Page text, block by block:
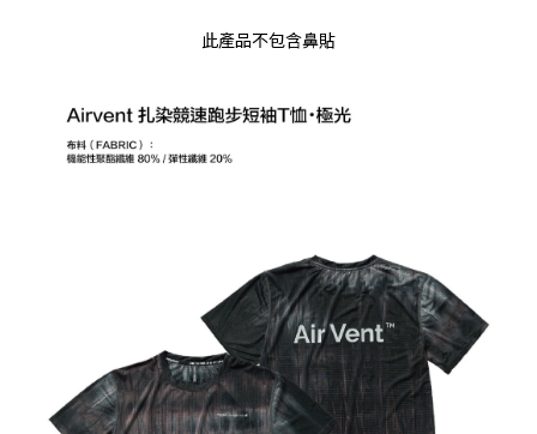
此產品不包含鼻貼